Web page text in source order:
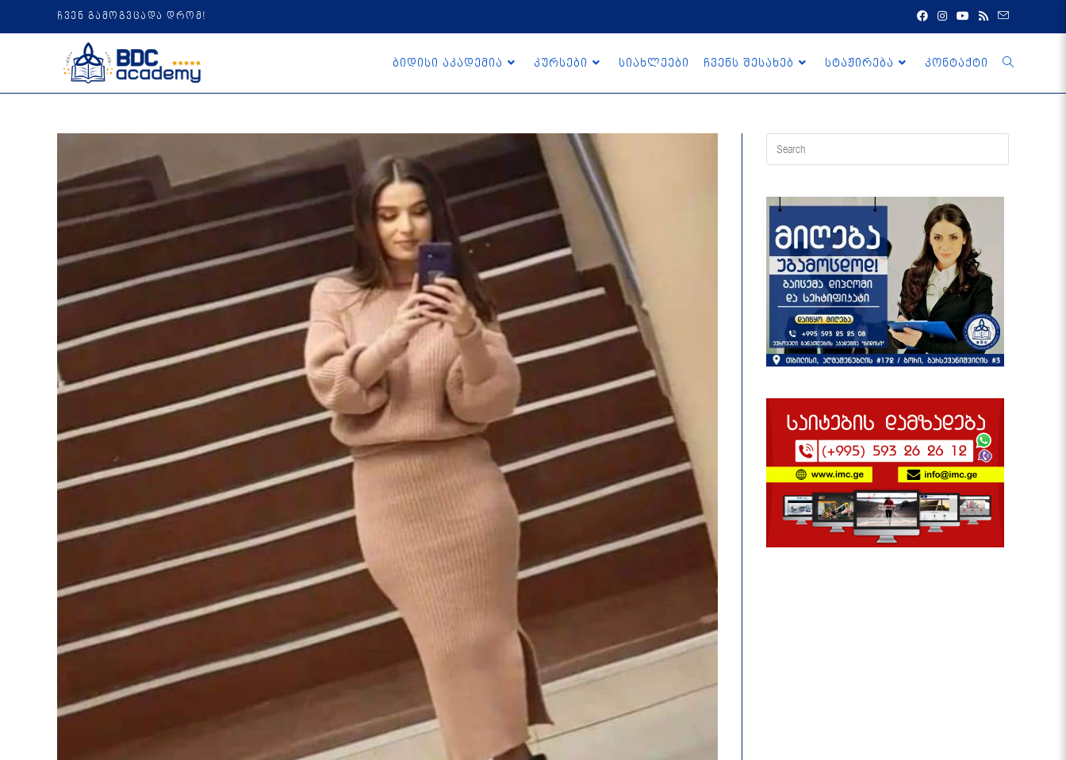
ჩვენ გამოგვცადა დრომ!
ბიდისი აკადემია კურსები სიახლეები ჩვენს შესახებ სტაჟირება კონტაქტი